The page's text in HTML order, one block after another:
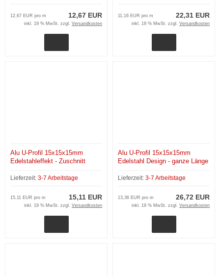
12,67 EUR
12,67 EUR pro m
inkl. 19 % MwSt. zzgl. Versandkosten
22,31 EUR
11,16 EUR pro m
inkl. 19 % MwSt. zzgl. Versandkosten
Alu U-Profil 15x15x15mm
Edelstahleffekt - Zuschnitt
Lieferzeit: 3-7 Arbeitstage
15,11 EUR
15,11 EUR pro m
inkl. 19 % MwSt. zzgl. Versandkosten
Alu U-Profil 15x15x15mm
Edelstahl Design - ganze Länge
Lieferzeit: 3-7 Arbeitstage
26,72 EUR
13,36 EUR pro m
inkl. 19 % MwSt. zzgl. Versandkosten